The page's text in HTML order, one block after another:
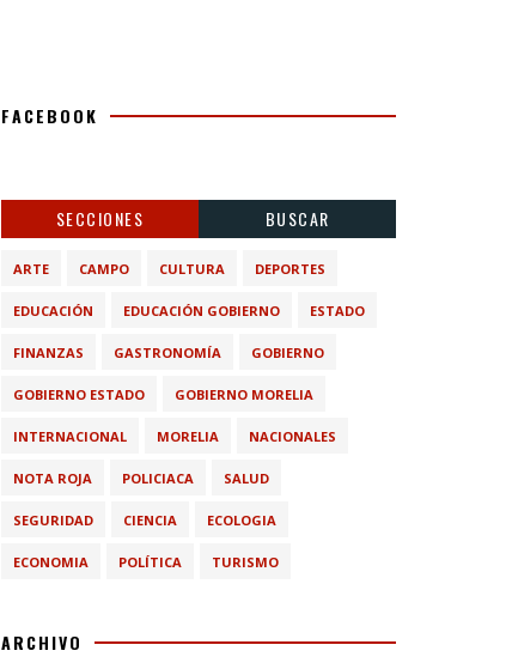
FACEBOOK
SECCIONES BUSCAR
ARTE CAMPO CULTURA DEPORTES
EDUCACIÓN EDUCACIÓN GOBIERNO ESTADO
FINANZAS GASTRONOMÍA GOBIERNO
GOBIERNO ESTADO GOBIERNO MORELIA
INTERNACIONAL MORELIA NACIONALES
NOTA ROJA POLICIACA SALUD
SEGURIDAD CIENCIA ECOLOGIA
ECONOMIA POLÍTICA TURISMO
ARCHIVO